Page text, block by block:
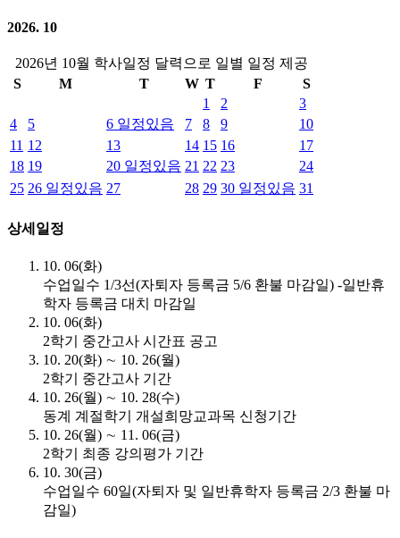
2026. 10
2026년 10월 학사일정 달력으로 일별 일정 제공
S
M T W T F
S
1
2
3
4
5 6 일정있음 7 8 9
10
11 12 13 14 15 16
17
18 19 20 일정있음 21 22 23
24
25 26 일정있음 27 28 29 30 일정있음 31
상세일정
10. 06(화)
수업일수 1/3선(자퇴자 등록금 5/6 환불 마감일) -일반휴
학자 등록금 대치 마감일
10. 06(화)
2학기 중간고사 시간표 공고
10. 20(화) ∼ 10. 26(월)
2학기 중간고사 기간
10. 26(월) ∼ 10. 28(수)
동계 계절학기 개설희망교과목 신청기간
10. 26(월) ∼ 11. 06(금)
2학기 최종 강의평가 기간
10. 30(금)
수업일수 60일(자퇴자 및 일반휴학자 등록금 2/3 환불 마
감일)